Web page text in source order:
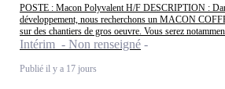
POSTE : Macon Polyvalent H/F DESCRIPTION :
développement, nous recherchons un MACON
sur des chantiers de gros oeuvre. Vous serez
Intérim - Non renseigné
Publié il y a 17 jours